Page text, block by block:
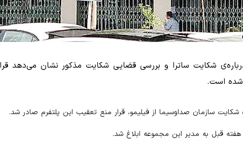
درباره‌ی شکایت ساترا و بررسی قضایی شکایت مذکور نشان می‌دهد
شده است.
شکایت سازمان صداوسیما از فیلیمو، قرار منع تعقیب این پلتفرم صادر شد.
قبل به مدیر این مجموعه ابلاغ شد.